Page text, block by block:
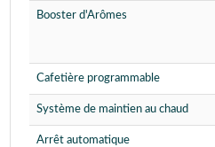
Booster d'Arômes
Cafetière programmable
Système de maintien au chaud
Arrêt automatique